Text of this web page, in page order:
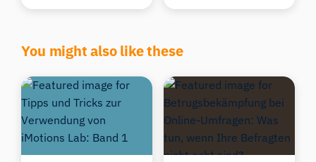
You might also like these